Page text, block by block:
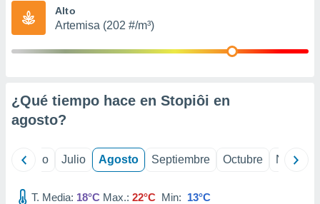
publicidad
Alto
Artemisa (202 #/m³)
¿Qué tiempo hace en Stopiôi en
agosto?
Junio Julio Agosto Septiembre Octubre
T. Media: 18°C Max.: 22°C Min: 13°C